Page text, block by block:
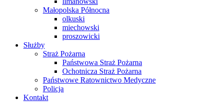
Małopolska Północna
olkuski
miechowski
proszowicki
Służby
Straż Pożarna
Państwowa Straż Pożarna
Ochotnicza Straż Pożarna
Państwowe Ratownictwo Medyczne
Policja
Kontakt